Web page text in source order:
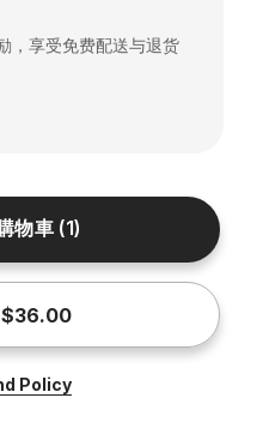
，享受免费配送与退货
物車(1)
$36.00
Policy